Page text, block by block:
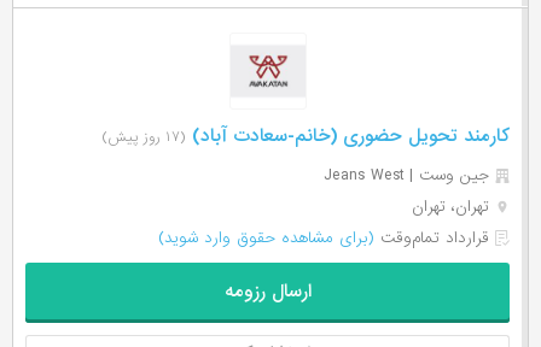
کارمند تحویل حضوری (خانم-سعادت آباد) (۱۷ روز پیش)
جین وست | Jeans West
تهران، تهران
قرارداد تمام‌وقت (برای مشاهده حقوق وارد شوید)
ارسال رزومه